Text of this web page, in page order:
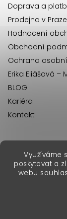
Využíváme
poskytovat a
webu
Doprava a
Prodejna v Praze
Hodnocení
Obchodní
Ochrana
Erika Eliášová –
BLOG
Kariéra
Kontakt
Copyright 2026